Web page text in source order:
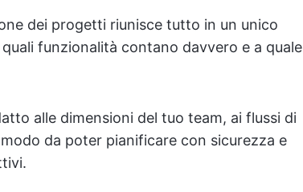
dei progetti riunisce tutto in un unico
funzionalità contano davvero e a quale
alle dimensioni del tuo team, ai flussi di
da poter pianificare con sicurezza e